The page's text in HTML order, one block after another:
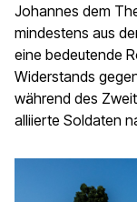
Johannes dem
mindestens aus
eine bedeutende
Widerstands
während des
alliierte Soldaten